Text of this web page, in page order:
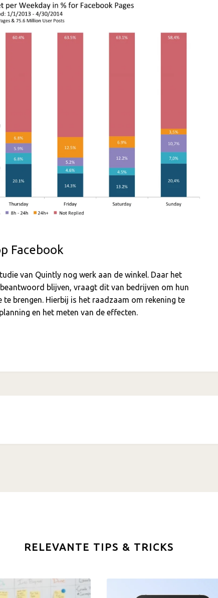
Facebook
van Quintly nog werk aan de winkel. Daar het
blijven, vraagt dit van bedrijven om hun
brengen. Hierbij is het raadzaam om rekening te
en het meten van de effecten.
RELEVANTE TIPS & TRICKS